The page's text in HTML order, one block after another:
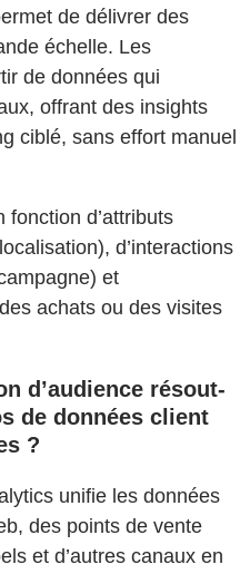
de délivrer des
échelle. Les
de données qui
offrant des insights
ciblé, sans effort manuel
fonction d’attributs
d’interactions
et
achats ou des visites
d’audience résout-
de données client
?
unifie les données
des points de vente
et d’autres canaux en